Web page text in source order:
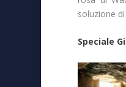
soluzione
Speciale